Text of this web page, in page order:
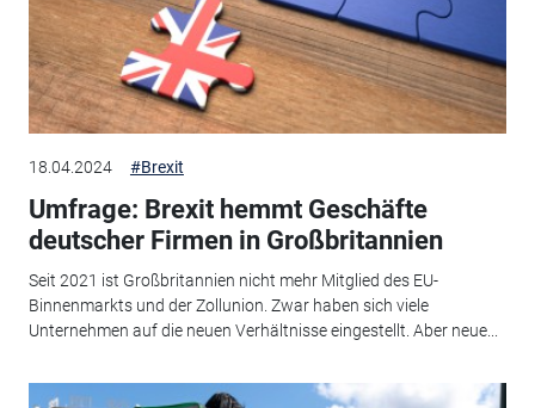
18.04.2024 #Brexit
Umfrage: Brexit hemmt Geschäfte
deutscher Firmen in Großbritannien
Seit 2021 ist Großbritannien nicht mehr Mitglied des EU-
Binnenmarkts und der Zollunion. Zwar haben sich viele
Unternehmen auf die neuen Verhältnisse eingestellt. Aber neue...